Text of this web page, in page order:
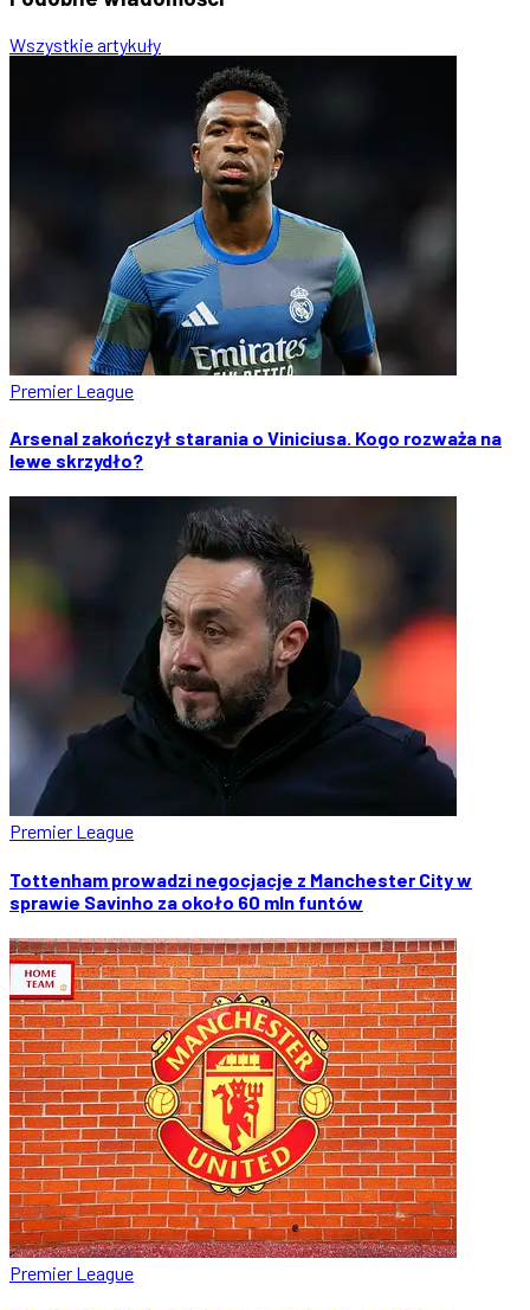
Wszystkie artykuły
Premier League
Arsenal zakończył starania o Viniciusa. Kogo rozważa na
lewe skrzydło?
Premier League
Tottenham prowadzi negocjacje z Manchester City w
sprawie Savinho za około 60 mln funtów
Premier League